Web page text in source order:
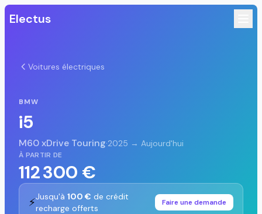
Electus
Voitures électriques
BMW
i5
M60 xDrive Touring·2025 → Aujourd'hui
À PARTIR DE
112 300 €
⚡Jusqu'à 100 € de crédit
recharge offerts
Faire une demande